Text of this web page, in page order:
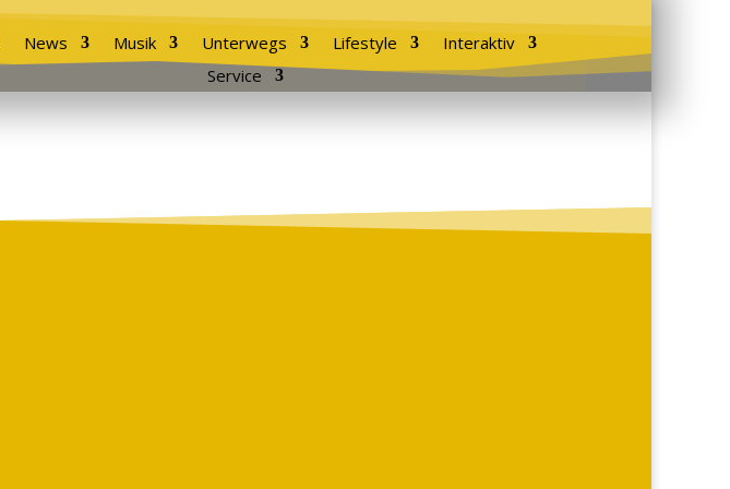
News Musik Unterwegs Lifestyle
Interaktiv
Service